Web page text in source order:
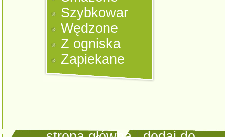
Szybkowar
Wędzone
Z ogniska
Zapiekane